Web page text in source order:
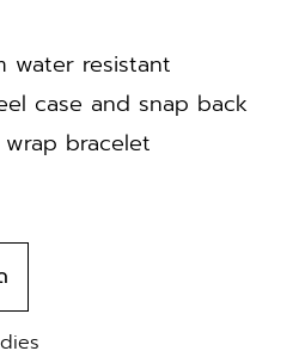
water resistant
case and snap back
wrap bracelet